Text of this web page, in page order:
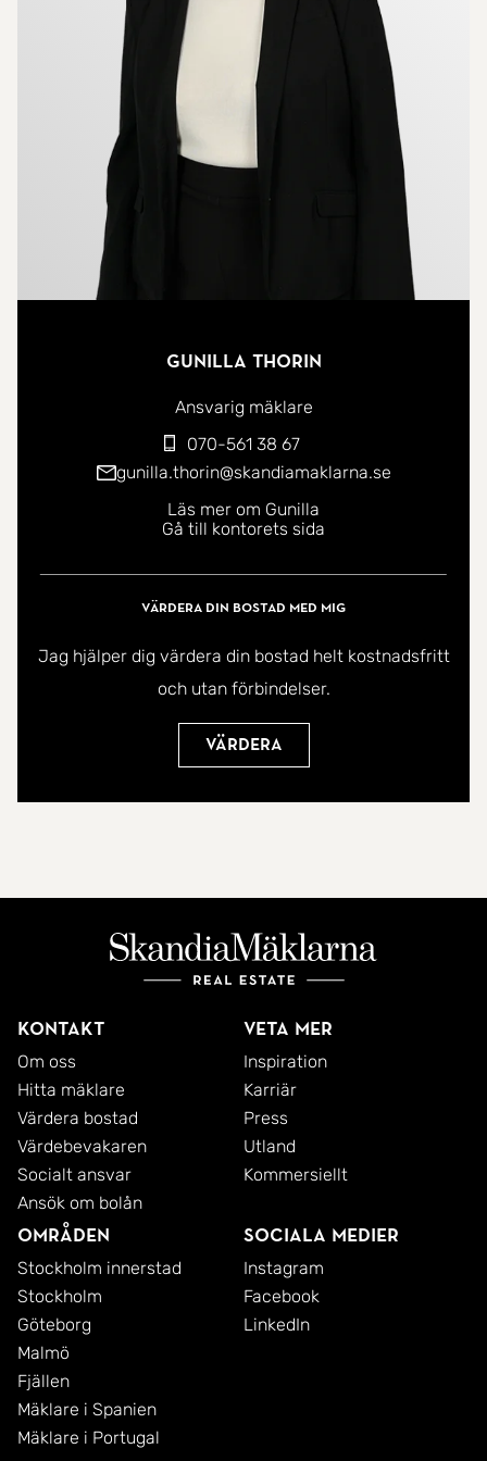
känsla av hantverk och långsiktighet som
genomsyrar hela bostaden.
Trädgården anlades av landskapsarkitekt i
samband med att huset uppfördes år 2000 och
erbjuder genomtänkta utemiljöer med grönska,
struktur och vackra siktlinjer året om.
Detta är inte ett dussinhus - utan ett unikt hem
för den som uppskattar arkitektur, ljus och
kompromisslös kvalitet.
Gunilla Thorin
Ansvarig mäklare
070-561 38 67
gunilla.thorin@skandiamaklarna.se
Läs mer om Gunilla
Gå till kontorets sida
Värdera din bostad med mig
Jag hjälper dig värdera din bostad helt kostnadsfritt
och utan förbindelser.
Värdera
Kontakt
Om oss
Hitta mäklare
Värdera bostad
Värdebevakaren
Socialt ansvar
Ansök om bolån
Veta mer
Inspiration
Karriär
Press
Utland
Kommersiellt
Områden
Stockholm innerstad
Stockholm
Göteborg
Malmö
Fjällen
Mäklare i Spanien
Mäklare i Portugal
Sociala medier
Instagram
Facebook
LinkedIn